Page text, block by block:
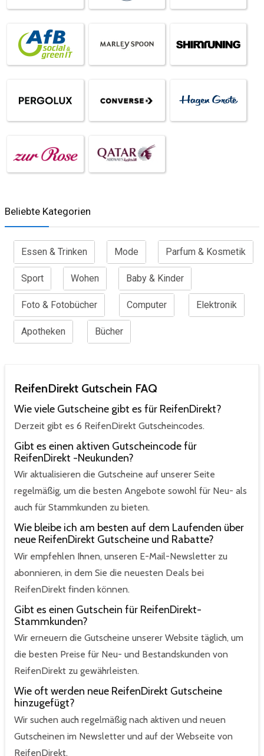
Beliebte Kategorien
Essen & Trinken Mode Parfum & Kosmetik
Sport Wohen Baby & Kinder
Foto & Fotobücher Computer Elektronik
Apotheken Bücher
ReifenDirekt Gutschein FAQ
Wie viele Gutscheine gibt es für ReifenDirekt?
Derzeit gibt es 6 ReifenDirekt Gutscheincodes.
Gibt es einen aktiven Gutscheincode für
ReifenDirekt -Neukunden?
Wir aktualisieren die Gutscheine auf unserer Seite
regelmäßig, um die besten Angebote sowohl für Neu- als
auch für Stammkunden zu bieten.
Wie bleibe ich am besten auf dem Laufenden über
neue ReifenDirekt Gutscheine und Rabatte?
Wir empfehlen Ihnen, unseren E-Mail-Newsletter zu
abonnieren, in dem Sie die neuesten Deals bei
ReifenDirekt finden können.
Gibt es einen Gutschein für ReifenDirekt-
Stammkunden?
Wir erneuern die Gutscheine unserer Website täglich, um
die besten Preise für Neu- und Bestandskunden von
ReifenDirekt zu gewährleisten.
Wie oft werden neue ReifenDirekt Gutscheine
hinzugefügt?
Wir suchen auch regelmäßig nach aktiven und neuen
Gutscheinen im Newsletter und auf der Webseite von
ReifenDirekt.